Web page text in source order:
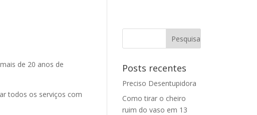
de 20 anos de
todos os serviços com
Posts recentes
Preciso Desentupidora
Como tirar o cheiro
ruim do vaso em 13